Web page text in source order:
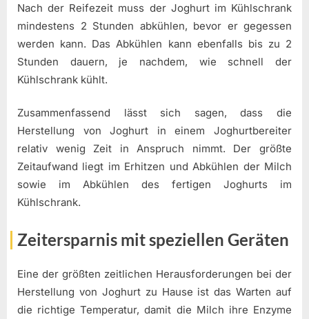
Nach der Reifezeit muss der Joghurt im Kühlschrank
mindestens 2 Stunden abkühlen, bevor er gegessen
werden kann. Das Abkühlen kann ebenfalls bis zu 2
Stunden dauern, je nachdem, wie schnell der
Kühlschrank kühlt.
Zusammenfassend lässt sich sagen, dass die
Herstellung von Joghurt in einem Joghurtbereiter
relativ wenig Zeit in Anspruch nimmt. Der größte
Zeitaufwand liegt im Erhitzen und Abkühlen der Milch
sowie im Abkühlen des fertigen Joghurts im
Kühlschrank.
Zeitersparnis mit speziellen Geräten
Eine der größten zeitlichen Herausforderungen bei der
Herstellung von Joghurt zu Hause ist das Warten auf
die richtige Temperatur, damit die Milch ihre Enzyme